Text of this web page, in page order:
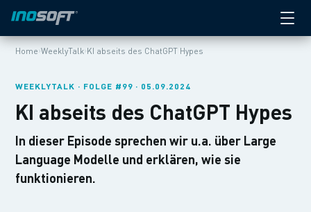
Home›WeeklyTalk›KI abseits des ChatGPT Hypes
WEEKLYTALK · FOLGE #99 · 05.09.2024
KI abseits des ChatGPT Hypes
In dieser Episode sprechen wir u.a. über Large
Language Modelle und erklären, wie sie
funktionieren.